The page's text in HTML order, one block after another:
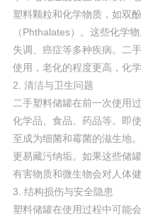
塑料颗粒和化学物质，如双
（Phthalates）。这些化学
失调、癌症等多种疾病。二
使用，老化的程度更高，化
2. 清洁与卫生问题
二手塑料储罐在前一次使用
化学品、食品、药品等。即
至成为细菌和霉菌的滋生地
更易藏污纳垢。如果这些储
有害物质和微生物会对人体健
3. 结构损伤与安全隐患
塑料储罐在使用过程中可能